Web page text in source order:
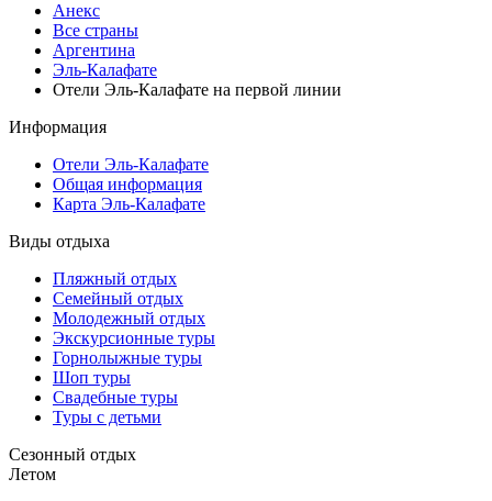
Анекс
Все страны
Аргентина
Эль-Калафате
Отели Эль-Калафате на первой линии
Информация
Отели Эль-Калафате
Общая информация
Карта Эль-Калафате
Виды отдыха
Пляжный отдых
Семейный отдых
Молодежный отдых
Экскурсионные туры
Горнолыжные туры
Шоп туры
Свадебные туры
Туры с детьми
Сезонный отдых
Летом